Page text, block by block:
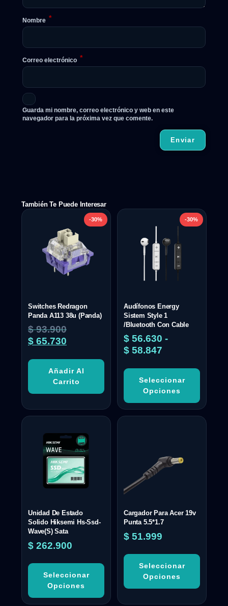
Nombre *
Correo electrónico *
Guarda mi nombre, correo electrónico y web en este
navegador para la próxima vez que comente.
También Te Puede Interesar
-30%
Switches Redragon
Panda A113 38u (Panda)
$93.900
$ 65.730
Añadir Al
Carrito
-30%
Audífonos Energy
Sistem Style 1
/Bluetooth Con Cable
$ 56.630 -
$ 58.847
Seleccionar
Opciones
Unidad De Estado
Solido Hiksemi Hs-Ssd-
Wave(S) Sata
$ 262.900
Seleccionar
Opciones
Cargador Para Acer 19v
Punta 5.5*1.7
$ 51.999
Seleccionar
Opciones